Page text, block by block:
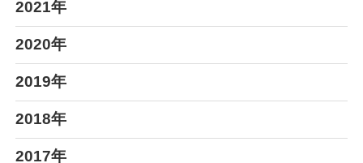
2021年
2020年
2019年
2018年
2017年